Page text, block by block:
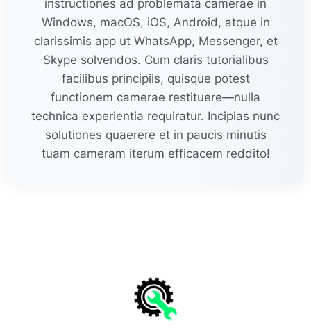
instructiones ad problemata camerae in
Windows, macOS, iOS, Android, atque in
clarissimis app ut WhatsApp, Messenger, et
Skype solvendos. Cum claris tutorialibus
facilibus principiis, quisque potest
functionem camerae restituere—nulla
technica experientia requiratur. Incipias nunc
solutiones quaerere et in paucis minutis
tuam cameram iterum efficacem reddito!